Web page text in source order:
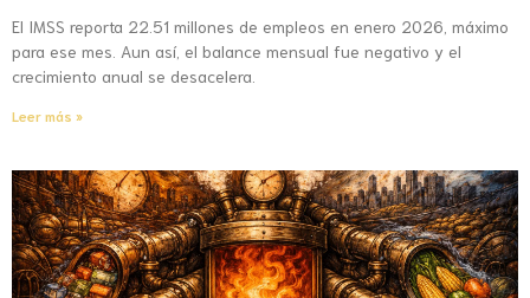
El IMSS reporta 22.51 millones de empleos en enero 2026, máximo
para ese mes. Aun así, el balance mensual fue negativo y el
crecimiento anual se desacelera.
Leer más »